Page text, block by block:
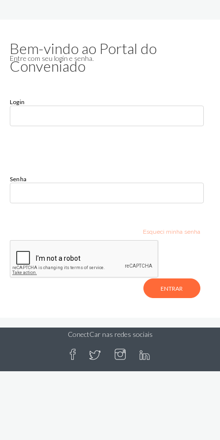
Bem-vindo ao Portal do
Conveniado
Entre com seu login e senha.
Login
Senha
Esqueci minha senha
ConectCar nas redes sociais